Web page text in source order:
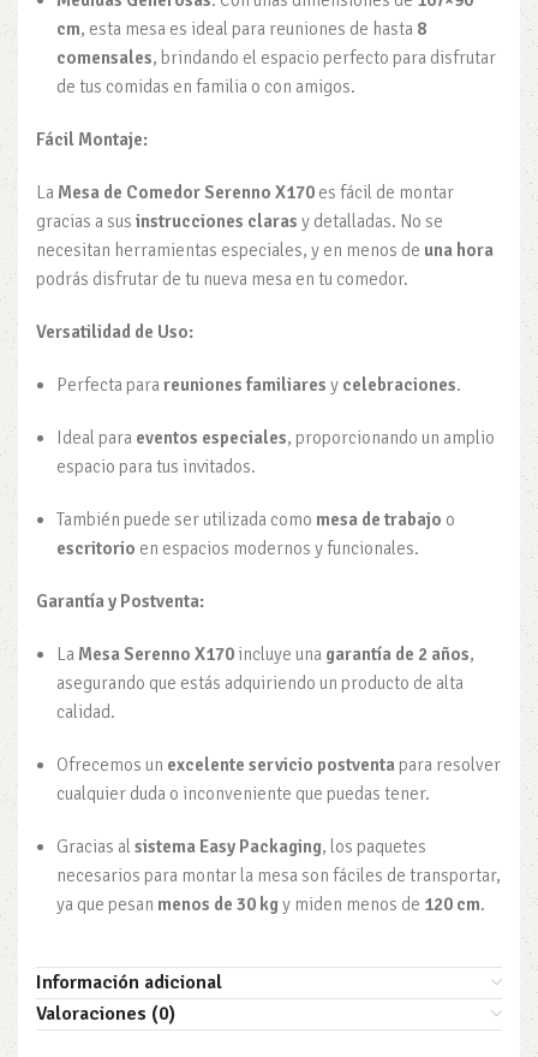
cm, esta mesa es ideal para reuniones de hasta 8
comensales, brindando el espacio perfecto para disfrutar
de tus comidas en familia o con amigos.
Fácil Montaje:
La Mesa de Comedor Serenno X170 es fácil de montar
gracias a sus instrucciones claras y detalladas. No se
necesitan herramientas especiales, y en menos de una hora
podrás disfrutar de tu nueva mesa en tu comedor.
Versatilidad de Uso:
Perfecta parareuniones familiares y celebraciones.
Ideal para eventos especiales, proporcionando un amplio
espacio para tus invitados.
También puede ser utilizada como mesa de trabajo o
escritorio en espacios modernos y funcionales.
Garantía y Postventa:
La Mesa Serenno X170 incluye una garantía de 2 años,
asegurando que estás adquiriendo un producto de alta
calidad.
Ofrecemos un excelente servicio postventa para resolver
cualquier duda o inconveniente que puedas tener.
Gracias alsistema Easy Packaging, los paquetes
necesarios para montar la mesa son fáciles de transportar,
ya que pesan menos de 30 kgy miden menos de 120 cm.
Información adicional
Valoraciones (0)